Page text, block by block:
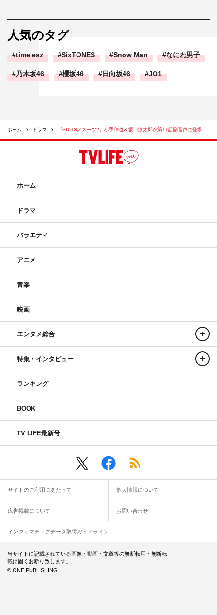
人気のタグ
timelesz SixTONES Snow Man なにわ男子
乃木坂46 櫻坂46 日向坂46 JO1
ホーム ドラマ 『SUITS／スーツ2』小手伸也＆坂口涼太郎が第11話副音声に登場
ホーム
ドラマ
バラエティ
アニメ
音楽
映画
エンタメ総合
特集・インタビュー
ランキング
BOOK
TV LIFE最新号
サイトのご利用にあたって 個人情報について
広告掲載について お問い合わせ
インフォマティブデータ取得ガイドライン
当サイトに記載されている画像・動画・文章等の無断転用・無断転
載は固くお断り致します。
© ONE PUBLISHING